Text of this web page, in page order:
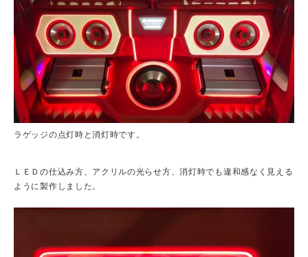
ラゲッジの点灯時と消灯時です。
ＬＥＤの仕込み方、アクリルの光らせ方、消灯時でも違和感なく見える
ように製作しました。